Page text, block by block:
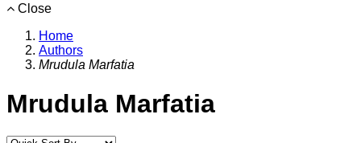
Close
Home
Authors
Mrudula Marfatia
Mrudula Marfatia